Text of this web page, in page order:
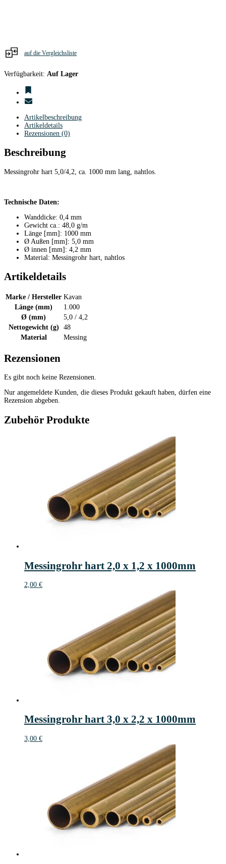
auf die Vergleichsliste
Verfügbarkeit: Auf Lager
Artikelbeschreibung
Artikeldetails
Rezensionen (0)
Beschreibung
Messingrohr hart 5,0/4,2, ca. 1000 mm lang, nahtlos.
Technische Daten:
Wanddicke: 0,4 mm
Gewicht ca.: 48,0 g/m
Länge [mm]: 1000 mm
Ø Außen [mm]: 5,0 mm
Ø innen [mm]: 4,2 mm
Material: Messingrohr hart, nahtlos
Artikeldetails
Marke / Hersteller Kavan
Länge (mm)
1.000
Ø (mm)
5,0 / 4,2
Nettogewicht (g)
48
Material
Messing
Rezensionen
Es gibt noch keine Rezensionen.
Nur angemeldete Kunden, die dieses Produkt gekauft haben, dürfen eine
Rezension abgeben.
Zubehör Produkte
Messingrohr hart 2,0 x 1,2 x 1000mm
2,00 €
Messingrohr hart 3,0 x 2,2 x 1000mm
3,00 €